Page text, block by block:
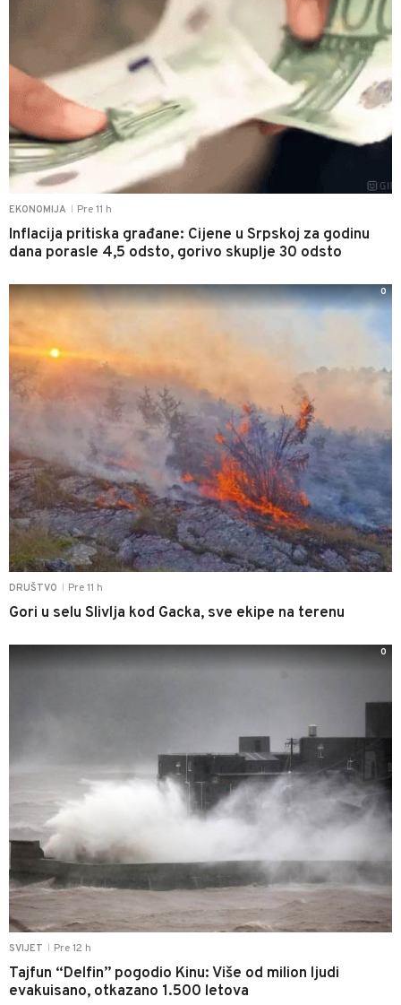
EKONOMIJA Pre 11 h
Inflacija pritiska građane: Cijene u Srpskoj za godinu
dana porasle 4,5 odsto, gorivo skuplje 30 odsto
DRUŠTVO Pre 11 h
Gori u selu Slivlja kod Gacka, sve ekipe na terenu
0
SVIJET Pre 12 h
Tajfun “Delfin” pogodio Kinu: Više od milion ljudi
evakuisano, otkazano 1.500 letova
0